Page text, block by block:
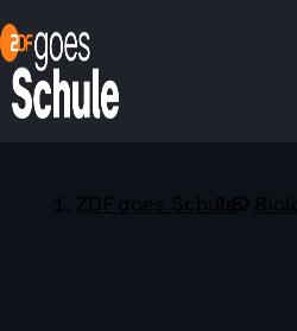
ZDF goes Schule